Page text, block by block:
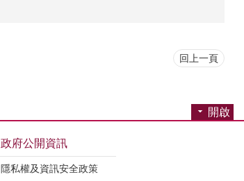
回上一頁
開啟
政府公開資訊
隱私權及資訊安全政策